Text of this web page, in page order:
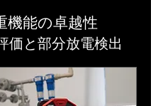
機能の卓越性
価と部分放電検出